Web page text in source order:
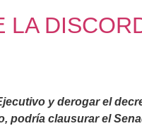
y derogar el
clausurar el